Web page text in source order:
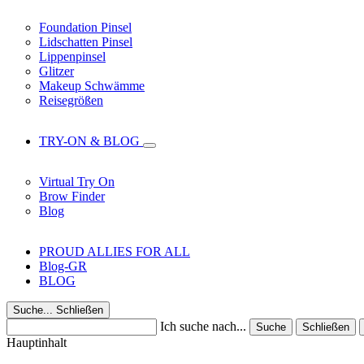
Foundation Pinsel
Lidschatten Pinsel
Lippenpinsel
Glitzer
Makeup Schwämme
Reisegrößen
TRY-ON & BLOG
Virtual Try On
Brow Finder
Blog
PROUD ALLIES FOR ALL
Blog-GR
BLOG
Suche... Schließen
Ich suche nach... Suche Schließen
Hauptinhalt